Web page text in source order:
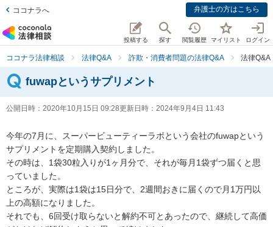
ココナラへ 弁護士の方はこちら
投稿する 探す 閲覧履歴 マイリスト ログイン
ココナラ法律相談 法律Q&A 詐欺・消費者問題の法律Q&A 法律Q&A
fuwapというサプリメント
公開日時： 2020年10月15日 09:28更新日時： 2024年9月4日 11:43
今年の7月に、スーパービューティーラボという会社のfuwapという
サプリメントを定期購入契約しました。
その時は、1袋30粒入りが1ヶ月分で、それが毎月1袋ずつ届くと思
っていました。
ところが、実際は1袋は15日分で、2週間おきに届くので月1万円以
上の高額になりました。
それでも、6回受け取らないと解約不可とあったので、継続して高価